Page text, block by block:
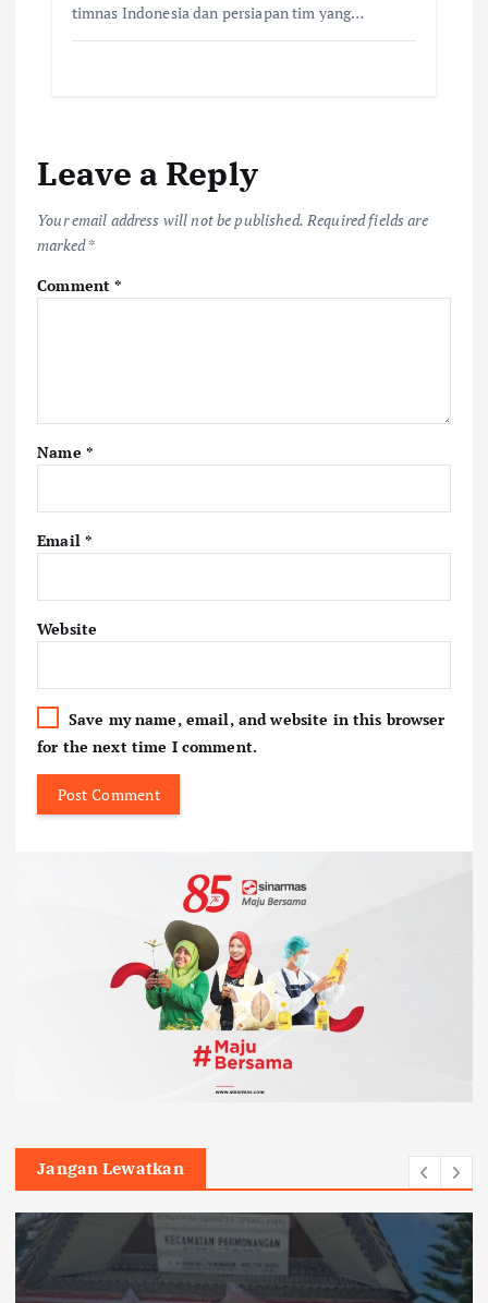
timnas Indonesia dan persiapan tim yang…
Leave a Reply
Your email address will not be published. Required fields are
marked*
Comment*
Name *
Email *
Website
Save my name, email, and website in this browser
for the next time I comment.
Jangan Lewatkan